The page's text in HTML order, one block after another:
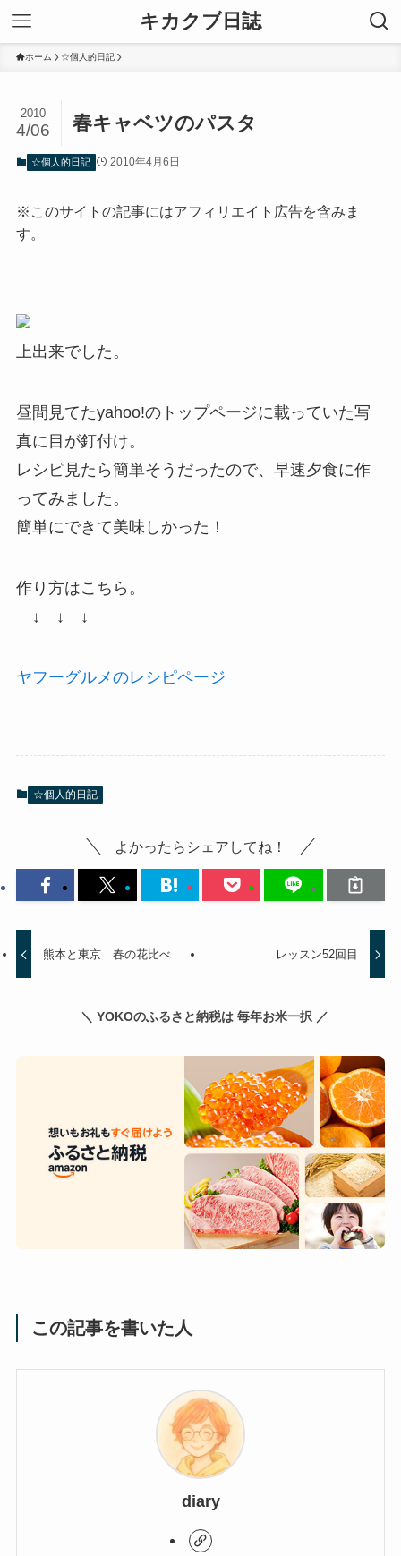
キカクブ日誌
ホーム ☆個人的日記
春キャベツのパスタ
2010
4/06
☆個人的日記 2010年4月6日
※このサイトの記事にはアフィリエイト広告を含みま
す。
上出来でした。
昼間見てたyahoo!のトップページに載っていた写
真に目が釘付け。
レシピ見たら簡単そうだったので、早速夕食に作
ってみました。
簡単にできて美味しかった！
作り方はこちら。
↓ ↓ ↓
ヤフーグルメのレシピページ
☆個人的日記
よかったらシェアしてね！
熊本と東京 春の花比べ レッスン52回目
＼ YOKOのふるさと納税は 毎年お米一択 ／
この記事を書いた人
diary